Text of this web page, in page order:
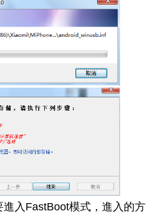
入FastBoot模式，進入的方